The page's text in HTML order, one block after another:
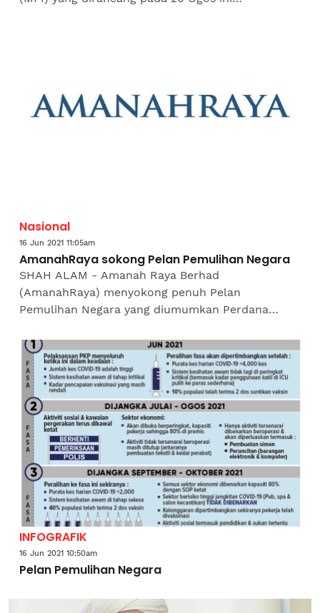
Nasional
16 Jun 2021 11:05am
AmanahRaya sokong Pelan Pemulihan Negara
SHAH ALAM - Amanah Raya Berhad
(AmanahRaya) menyokong penuh Pelan
Pemulihan Negara yang diumumkan Perdana
AmanahRaya dalam satu kenyataannya berkata,...
INFOGRAFIK
16 Jun 2021 10:50am
Pelan Pemulihan Negara